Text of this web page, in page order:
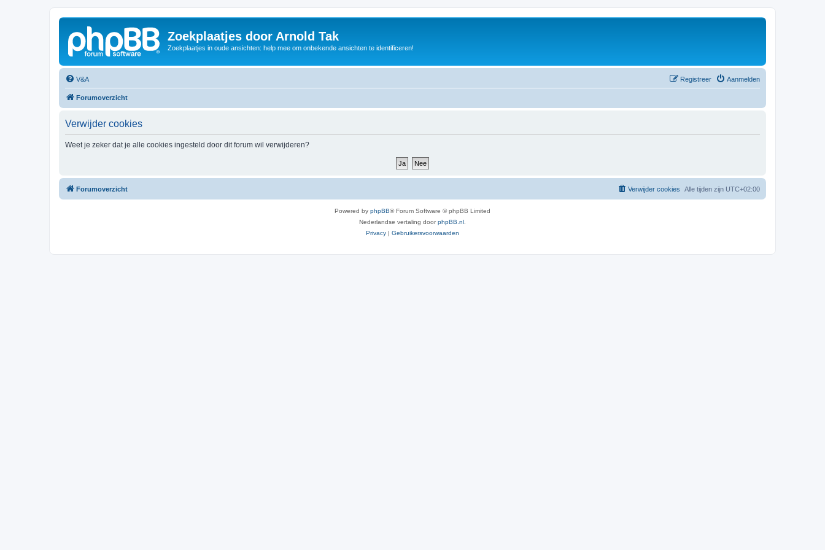
Zoekplaatjes door Arnold Tak
Zoekplaatjes in oude ansichten: help mee om onbekende ansichten te identificeren!
V&A Aanmelden
Registreer
Forumoverzicht
Verwijder cookies
Weet je zeker dat je alle cookies ingesteld door dit forum wil verwijderen?
Forumoverzicht Alle tijden zijn UTC+02:00
Verwijder cookies
Powered by phpBB® Forum Software © phpBB Limited
Nederlandse vertaling doorphpBB.nl
Privacy | Gebruikersvoorwaarden